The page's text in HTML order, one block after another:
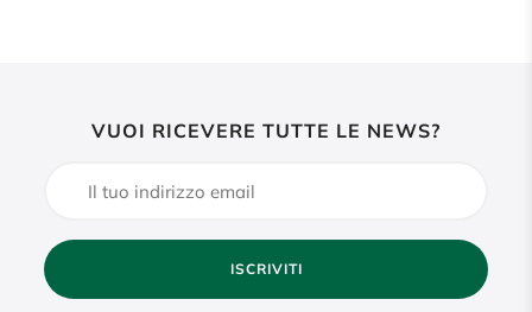
VUOI RICEVERE TUTTE LE NEWS?
ISCRIVITI